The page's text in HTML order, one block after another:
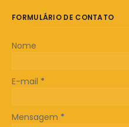
FORMULÁRIO DE CONTATO
Nome
E-mail *
Mensagem *